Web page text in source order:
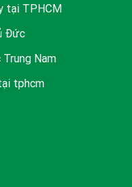
tại TPHCM
Đức
Trung Nam
tphcm